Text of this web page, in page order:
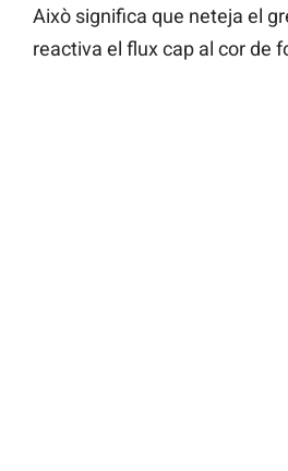
Això significa que neteja el
reactiva el flux cap al cor de